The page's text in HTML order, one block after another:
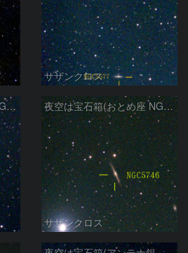
サザンクロス
夜空は宝石箱(りゅう座 NGC6503) Seestar50 夜空は宝石箱(おとめ座 NGC5746) Seestar50
サザンクロス